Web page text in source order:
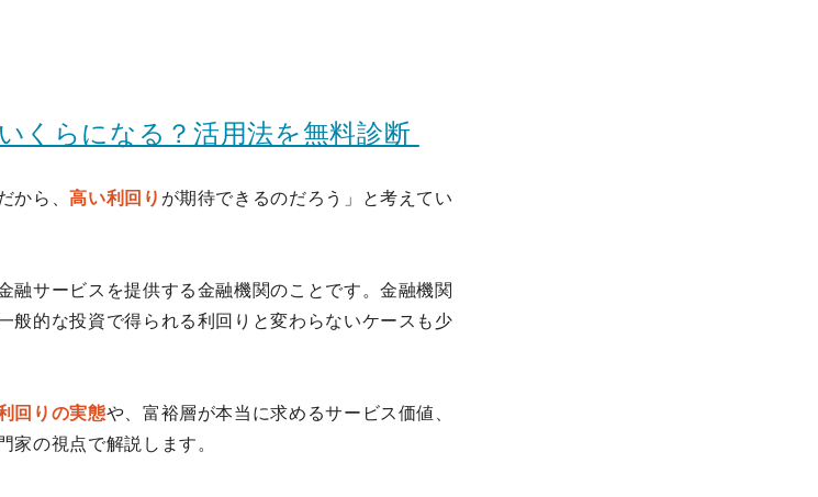
くらになる？活用法を無料診断
から、高い利回り が期待できるのだろう」と考えてい
融サービスを提供する金融機関のことです。金融機関
般的な投資で得られる利回りと変わらないケースも少
回りの実態や、富裕層が本当に求めるサービス価値、
家の視点で解説します。